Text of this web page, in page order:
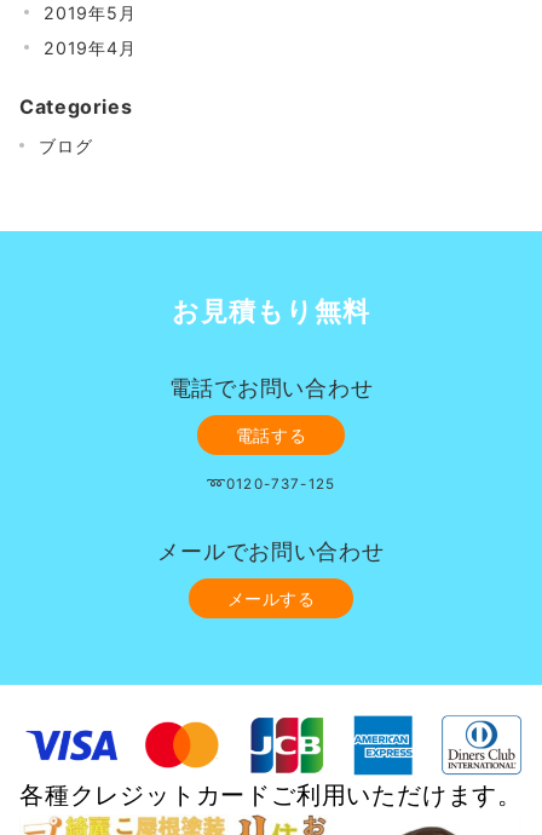
2019年5月
2019年4月
Categories
ブログ
お見積もり無料
電話でお問い合わせ
電話する
➿0120-737-125
メールでお問い合わせ
メールする
各種クレジットカードご利用いただけます。